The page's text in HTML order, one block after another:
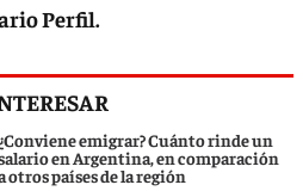
Perfil.
emigrar? Cuánto rinde un
en Argentina, en comparación
otros países de la región